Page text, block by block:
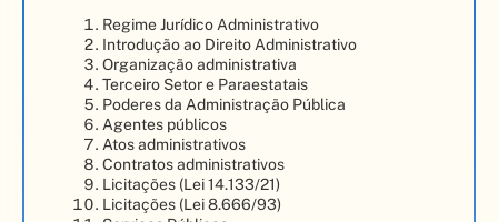
Regime Jurídico Administrativo
Introdução ao Direito Administrativo
Organização administrativa
Terceiro Setor e Paraestatais
Poderes da Administração Pública
Agentes públicos
Atos administrativos
Contratos administrativos
Licitações (Lei 14.133/21)
Licitações (Lei 8.666/93)